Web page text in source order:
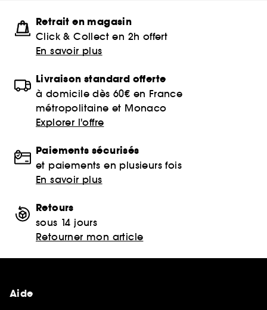
Retrait en magasin
Click & Collect en 2h offert
En savoir plus
Livraison standard offerte
à domicile dès 60€ en France
métropolitaine et Monaco
Explorer l'offre
Paiements sécurisés
et paiements en plusieurs fois
En savoir plus
Retours
sous 14 jours
Retourner mon article
Aide